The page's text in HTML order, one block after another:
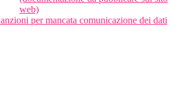
web)
per mancata comunicazione dei dati